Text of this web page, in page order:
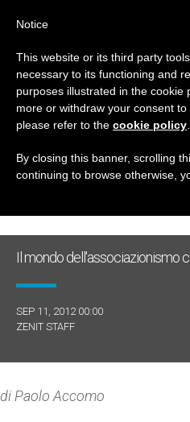
GIORNO
ULTIME NOTIZIE
Il mondo dell'associazionismo
SEP 11, 2012 00:00
ZENIT STAFF
di Paolo Accomo
Notice
This website or its third party
necessary to its functioning and
purposes illustrated in the cookie
more or withdraw your consent
please refer to the cookie policy
By closing this banner, scrolling
continuing to browse otherwise,